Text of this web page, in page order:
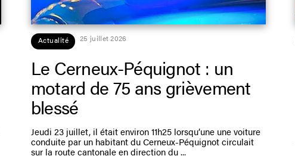
Actualité 25 juillet 2026
Le Cerneux-Péquignot : un
motard de 75 ans grièvement
blessé
Jeudi 23 juillet, il était environ 11h25 lorsqu’une une voiture
conduite par un habitant du Cerneux-Péquignot circulait
sur la route cantonale en direction du